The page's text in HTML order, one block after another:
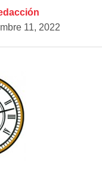
11, 2022